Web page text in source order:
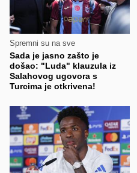
Spremni su na sve
Sada je jasno zašto je
došao: "Luda" klauzula iz
Salahovog ugovora s
Turcima je otkrivena!